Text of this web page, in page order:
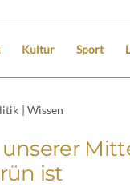
Kultur Sport
| Wissen
ist